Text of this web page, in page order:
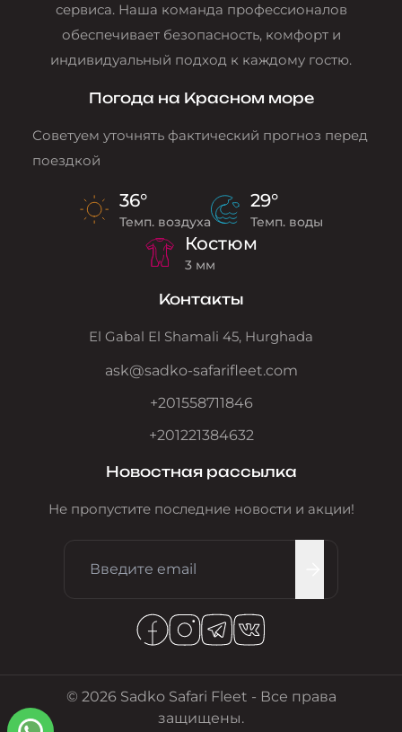
сервиса. Наша команда профессионалов
обеспечивает безопасность, комфорт и
индивидуальный подход к каждому гостю.
Погода на Красном море
Советуем уточнять фактический прогноз перед
поездкой
36°
Темп. воздуха
29°
Темп. воды
Костюм
3 мм
Контакты
El Gabal El Shamali 45, Hurghada
ask@sadko-safarifleet.com
+201558711846
+201221384632
Новостная рассылка
Не пропустите последние новости и акции!
© 2026 Sadko Safari Fleet - Все права
защищены.